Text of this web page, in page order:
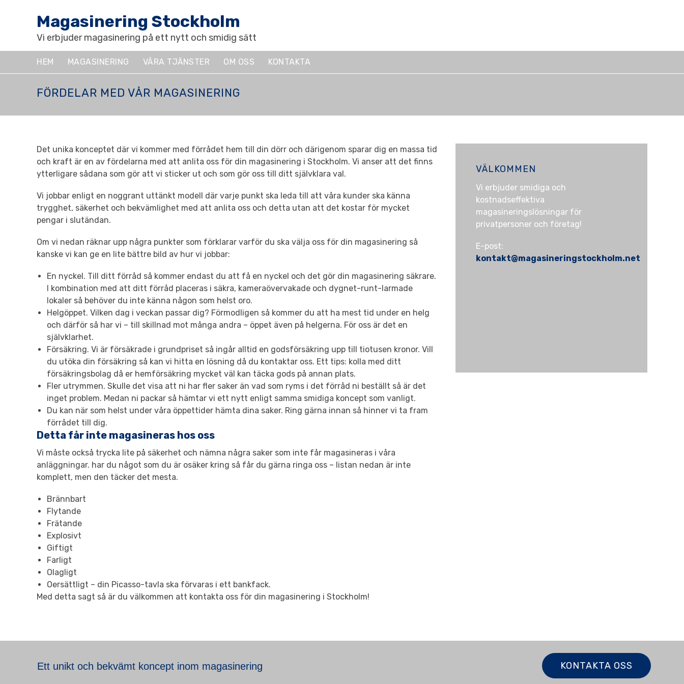
Magasinering Stockholm
Vi erbjuder magasinering på ett nytt och smidig sätt
HEM MAGASINERING VÅRA TJÄNSTER OM OSS KONTAKTA
FÖRDELAR MED VÅR MAGASINERING
Det unika konceptet där vi kommer med förrådet hem till din dörr och därigenom sparar dig en massa tid
och kraft är en av fördelarna med att anlita oss för din magasinering i Stockholm. Vi anser att det finns
ytterligare sådana som gör att vi sticker ut och som gör oss till ditt självklara val.
Vi jobbar enligt en noggrant uttänkt modell där varje punkt ska leda till att våra kunder ska känna
trygghet, säkerhet och bekvämlighet med att anlita oss och detta utan att det kostar för mycket
pengar i slutändan.
Om vi nedan räknar upp några punkter som förklarar varför du ska välja oss för din magasinering så
kanske vi kan ge en lite bättre bild av hur vi jobbar:
En nyckel. Till ditt förråd så kommer endast du att få en nyckel och det gör din magasinering säkrare.
I kombination med att ditt förråd placeras i säkra, kameraövervakade och dygnet-runt-larmade
lokaler så behöver du inte känna någon som helst oro.
Helgöppet. Vilken dag i veckan passar dig? Förmodligen så kommer du att ha mest tid under en helg
och därför så har vi – till skillnad mot många andra – öppet även på helgerna. För oss är det en
självklarhet.
Försäkring. Vi är försäkrade i grundpriset så ingår alltid en godsförsäkring upp till tiotusen kronor. Vill
du utöka din försäkring så kan vi hitta en lösning då du kontaktar oss. Ett tips: kolla med ditt
försäkringsbolag då er hemförsäkring mycket väl kan täcka gods på annan plats.
Fler utrymmen. Skulle det visa att ni har fler saker än vad som ryms i det förråd ni beställt så är det
inget problem. Medan ni packar så hämtar vi ett nytt enligt samma smidiga koncept som vanligt.
Du kan när som helst under våra öppettider hämta dina saker. Ring gärna innan så hinner vi ta fram
förrådet till dig.
Detta får inte magasineras hos oss
Vi måste också trycka lite på säkerhet och nämna några saker som inte får magasineras i våra
anläggningar. har du något som du är osäker kring så får du gärna ringa oss – listan nedan är inte
komplett, men den täcker det mesta.
Brännbart
Flytande
Frätande
Explosivt
Giftigt
Farligt
Olagligt
Oersättligt – din Picasso-tavla ska förvaras i ett bankfack.
Med detta sagt så är du välkommen att kontakta oss för din magasinering i Stockholm!
VÄLKOMMEN
Vi erbjuder smidiga och
kostnadseffektiva
magasineringslösningar för
privatpersoner och företag!
E-post:
kontakt@magasineringstockholm.net
Ett unikt och bekvämt koncept inom magasinering KONTAKTA OSS